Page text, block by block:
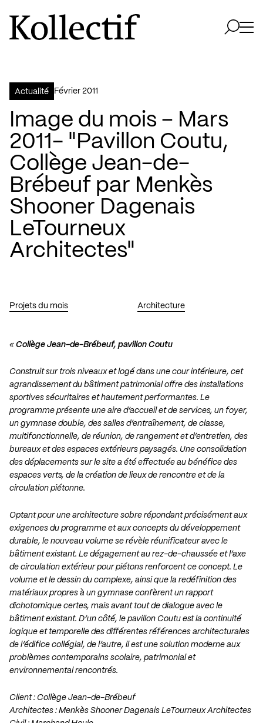
Aller à la page d'accueil
Logo Kollectif
Actualité février 2011
Image du mois – Mars
2011- "Pavillon Coutu,
Collège Jean-de-
Brébeuf par Menkès
Shooner Dagenais
LeTourneux
Architectes"
Projets du mois Architecture
« Collège Jean-de-Brébeuf, pavillon Coutu
Construit sur trois niveaux et logé dans une cour intérieure, cet
agrandissement du bâtiment patrimonial offre des installations
sportives sécuritaires et hautement performantes. Le
programme présente une aire d’accueil et de services, un foyer,
un gymnase double, des salles d’entraînement, de classe,
multifonctionnelle, de réunion, de rangement et d’entretien, des
bureaux et des espaces extérieurs paysagés. Une consolidation
des déplacements sur le site a été effectuée au bénéfice des
espaces verts, de la création de lieux de rencontre et de la
circulation piétonne.
Optant pour une architecture sobre répondant précisément aux
exigences du programme et aux concepts du développement
durable, le nouveau volume se révèle réunificateur avec le
bâtiment existant. Le dégagement au rez-de-chaussée et l’axe
de circulation extérieur pour piétons renforcent ce concept. Le
volume et le dessin du complexe, ainsi que la redéfinition des
matériaux propres à un gymnase confèrent un rapport
dichotomique certes, mais avant tout de dialogue avec le
bâtiment existant. D’un côté, le pavillon Coutu est la continuité
logique et temporelle des différentes références architecturales
de l’édifice collégial, de l’autre, il est une solution moderne aux
problèmes contemporains scolaire, patrimonial et
environnemental rencontrés.
Client : Collège Jean-de-Brébeuf
Architectes : Menkès Shooner Dagenais LeTourneux Architectes